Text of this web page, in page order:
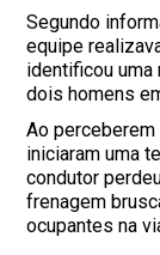
Segundo
equipe
identificou uma
dois homens
Ao perceberem
iniciaram uma
condutor
frenagem
ocupantes na